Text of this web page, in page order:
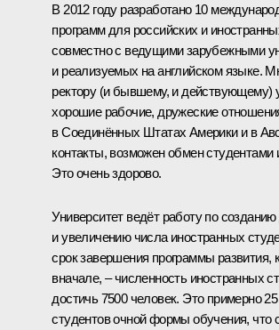
В 2012 году разработано 10
программ для российских и
совместно с ведущими зарубежными
и реализуемых на английском языке.
ректору (и бывшему, и действующему)
хорошие рабочие, дружеские
в Соединённых Штатах Америки и в
контакты, возможен обмен студентами
Это очень здорово.
Университет ведёт работу по
и увеличению числа иностранных
срок завершения программы развития,
вначале, – численность иностранных
достичь 7500 человек. Это примерно
студентов очной формы обучения, что